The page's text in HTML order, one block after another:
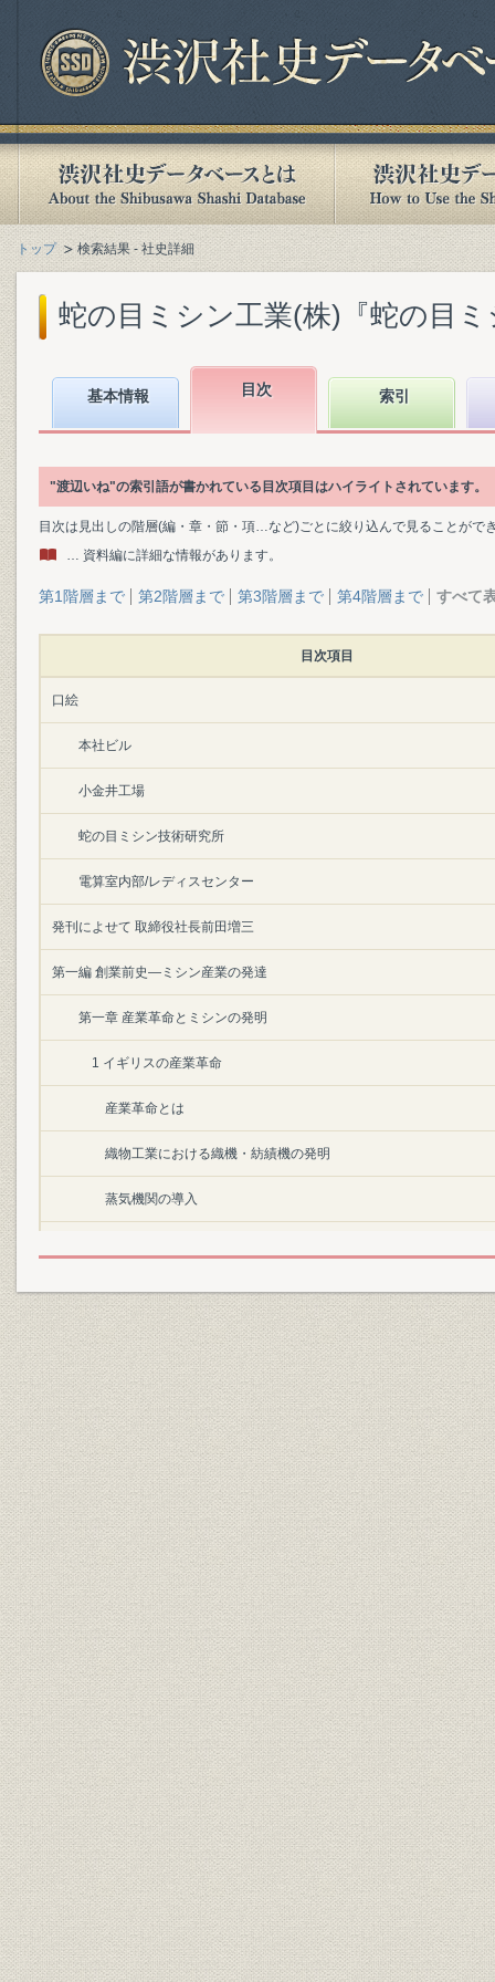
トップ 検索結果 - 社史詳細
蛇の目ミシン工業(株)『蛇の目
基本情報 目次 索引
"渡辺いね"の索引語が書かれている目次項目はハイライトされています。
目次は見出しの階層(編・章・節・項…など)ごとに絞り込んで見ることがで
… 資料編に詳細な情報があります。
第1階層まで 第2階層まで 第3階層まで 第4階層まで すべて
目次項目
口絵
本社ビル
小金井工場
蛇の目ミシン技術研究所
電算室内部/レディスセンター
発刊によせて 取締役社長前田増三
第一編 創業前史―ミシン産業の発達
第一章 産業革命とミシンの発明
1 イギリスの産業革命
産業革命とは
織物工業における織機・紡績機の発明
蒸気機関の導入
イギリスは「世界の工場」
2 アメリカの産業革命
植民地アメリカと二人の先駆者
アメリカの産業革命
「産業革命」がもたらしたもの
3 裁縫ミシンの発明
3-1 ヨーロッパのミシン発明
トーマス・セントの環縫ミシン
バルテルミー・チモニエと環縫ミシンの完成
3-2 アメリカのミシン発明
ハントと本縫ミシンの発明
エリアス・ホウと本縫ミシンの実用化
ウィルソンの回転カマ式ミシン
アイザック・シンガーとI・M・シンガー社
第二章 ミシン企業の成立と女性解放
1 大量生産方式とミシン